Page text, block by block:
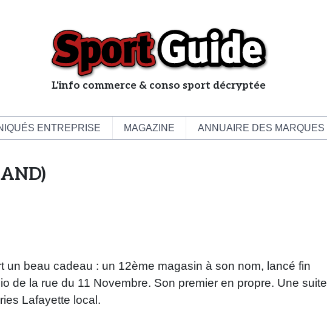
L'info commerce & conso sport décryptée
e
b
u
i
e
s
e
ENTREPRISE MAGAZINE ANNUAIRE DES MARQUES
un beau cadeau : un 12ème magasin à son nom, lancé fin
de la rue du 11 Novembre. Son premier en propre. Une suite
Lafayette local.